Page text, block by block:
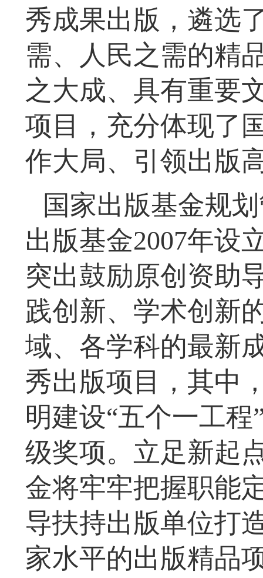
秀成果出版，遴选
需、人民之需的精
之大成、具有重要
项目，充分体现了
作大局、引领出版
国家出版基金规
出版基金2007年设
突出鼓励原创资助
践创新、学术创新
域、各学科的最新
秀出版项目，其中
明建设“五个一工
级奖项。立足新起
金将牢牢把握职能
导扶持出版单位打
家水平的出版精品